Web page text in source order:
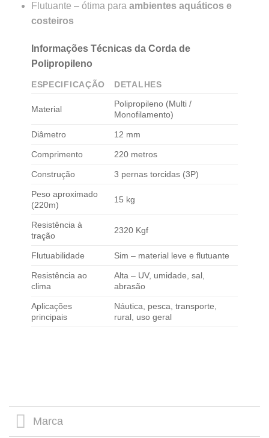
Flutuante – ótima para ambientes aquáticos e
costeiros
Informações Técnicas da Corda de
Polipropileno
ESPECIFICAÇÃO DETALHES
Material
Polipropileno (Multi /
Monofilamento)
Diâmetro 12 mm
Comprimento 220 metros
Construção 3 pernas torcidas (3P)
Peso aproximado
(220m)
15 kg
Resistência à
tração
2320 Kgf
Flutuabilidade Sim – material leve e flutuante
Resistência ao
clima
Alta – UV, umidade, sal,
abrasão
Aplicações
principais
Náutica, pesca, transporte,
rural, uso geral
Marca